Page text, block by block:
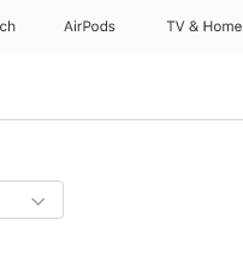
AirPods TV & Home